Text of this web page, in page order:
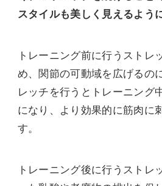
スタイルも美しく見えるよう
トレーニング前に行うストレ
め、関節の可動域を広げるの
レッチを行うとトレーニング
になり、より効果的に筋肉に
す。
トレーニング後に行うストレ